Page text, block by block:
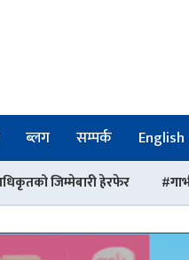
ब्लग सम्पर्क English
गाभीले नेपाललाई ३ करोड ९६